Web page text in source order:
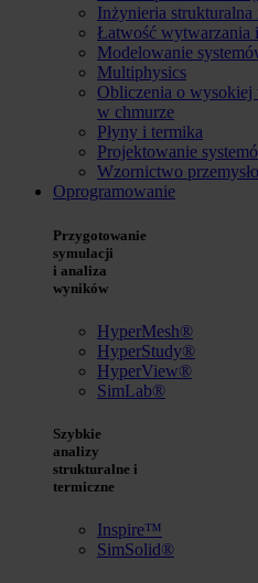
Inżynieria
Łatwość wytwarzania
Modelowanie
Multiphysics
Obliczenia o
w chmurze
Płyny i termika
Projektowanie
Wzornictwo
Oprogramowanie
Przygotowanie
symulacji
i analiza
wyników
HyperMesh®
HyperStudy®
HyperView®
SimLab®
Szybkie
analizy
strukturalne i
termiczne
Inspire™
SimSolid®